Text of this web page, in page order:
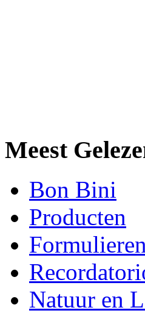
Meest
Bon Bini
Producten
Formulieren
Natuur en